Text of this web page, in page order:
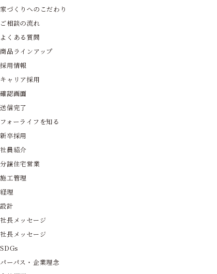
家づくりへのこだわり
ご相談の流れ
よくある質問
商品ラインアップ
採用情報
キャリア採用
確認画面
送信完了
フォーライフを知る
新卒採用
社員紹介
分譲住宅営業
施工管理
経理
設計
社長メッセージ
社長メッセージ
SDGs
パーパス・企業理念